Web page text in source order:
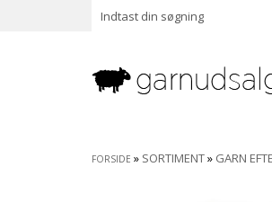
FORSIDE » SORTIMENT» GARN